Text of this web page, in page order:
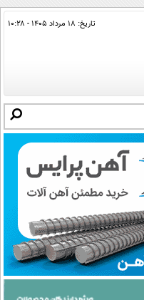
تاریخ: ۱۸ مرداد ۱۴۰۵ - ۱۰:۲۸